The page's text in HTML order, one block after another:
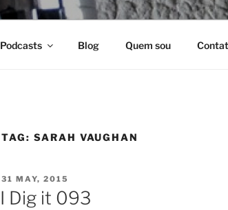
Podcasts Blog Quem sou
TAG: SARAH VAUGHAN
POSTED
ON
31 MAY, 2015
I Dig it 093